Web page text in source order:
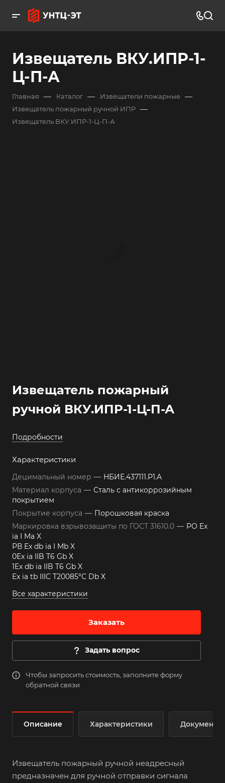
Извещатель ВКУ.ИПР-1-
Ц-П-А
Главная — Каталог — Извещатели пожарные —
Извещатель пожарный ручной ИПР —
Извещатель ВКУ.ИПР-1-Ц-П-А
Извещатель пожарный
ручной ВКУ.ИПР-1-Ц-П-А
Подробности
Характеристики
Децимальный номер — НБИЕ.437111.Р1.A
Материал корпуса — Сталь с антикоррозийным
покрытием
Покрытие корпуса — Порошковая краска
Маркировка взрывозащиты по ГОСТ 31610.0 — РО Ex
ia I Ma X
РВ Ex db ia I Mb X
0Ex ia IIB T6 Gb X
1Ex db ia IIB T6 Gb X
Ex ia tb IIIC T20085°C Db Х
Все характеристики
Заказать
Задать вопрос
Чтобы запросить стоимость, заполните форму
обратной связи
Описание Характеристики Документы
Извещатель пожарный ручной неадресный
предназначен для ручной отправки сигнала